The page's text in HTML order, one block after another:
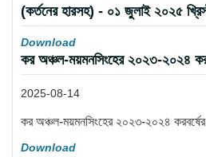
(কর্তনের হারসহ) - ০১ জুলাই ২০২৫
Download
কর অঞ্চল-ময়মনসিংহের ২০২৩-২০২৪
2025-08-14
কর অঞ্চল-ময়মনসিংহের ২০২৩-২০২৪ করবর্ষের
Download